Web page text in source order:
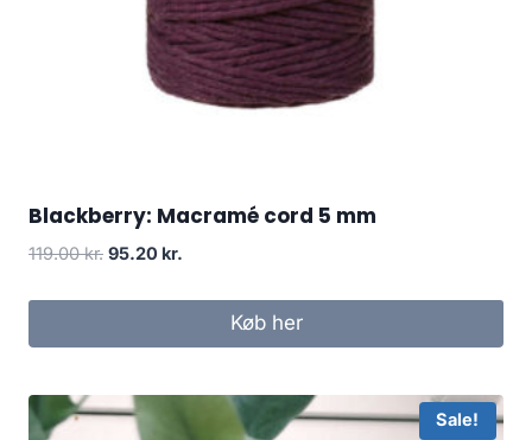
Blackberry: Macramé cord 5 mm
119.00kr. 95.20 kr.
Køb her
Sale!